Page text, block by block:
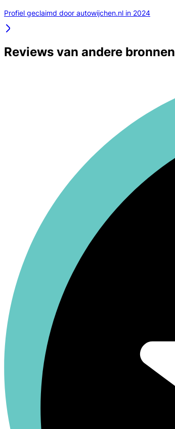
Profiel geclaimd door autowijchen.nl in 2024
Reviews van andere bronnen